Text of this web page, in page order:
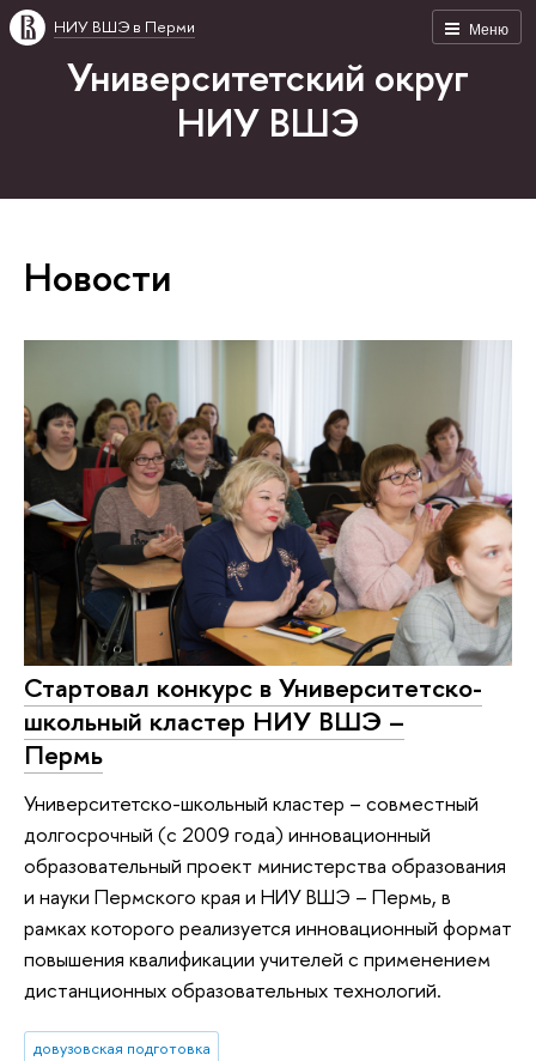
Меню
НИУ ВШЭ в Перми
Университетский округ
НИУ ВШЭ
Новости
Стартовал конкурс в Университетско-
школьный кластер НИУ ВШЭ –
Пермь
Университетско-школьный кластер – совместный
долгосрочный (с 2009 года) инновационный
образовательный проект министерства образования
и науки Пермского края и НИУ ВШЭ – Пермь, в
рамках которого реализуется инновационный формат
повышения квалификации учителей с применением
дистанционных образовательных технологий.
довузовская подготовка